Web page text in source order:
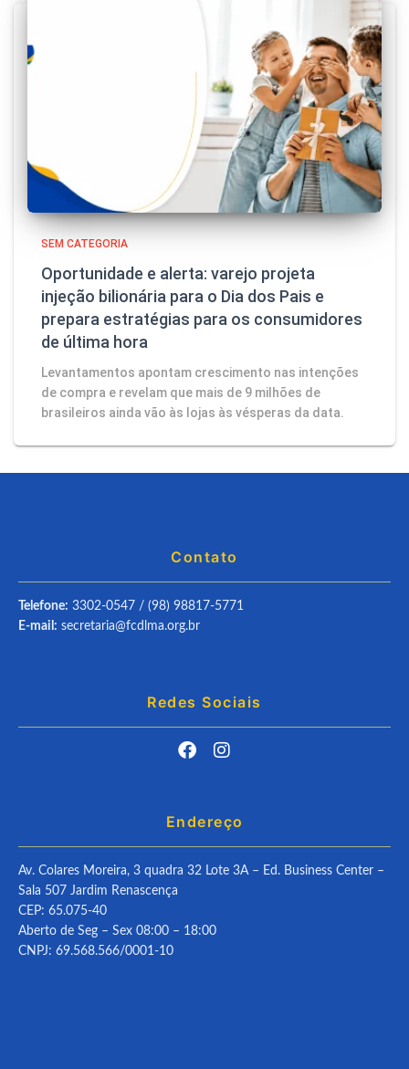
SEM CATEGORIA
Oportunidade e alerta: varejo projeta
injeção bilionária para o Dia dos Pais e
prepara estratégias para os consumidores
de última hora
Levantamentos apontam crescimento nas intenções
de compra e revelam que mais de 9 milhões de
brasileiros ainda vão às lojas às vésperas da data.
Contato
Telefone: 3302-0547 / (98) 98817-5771
E-mail: secretaria@fcdlma.org.br
Redes Sociais
Endereço
Av. Colares Moreira, 3 quadra 32 Lote 3A – Ed. Business Center –
Sala 507 Jardim Renascença
CEP: 65.075-40
Aberto de Seg – Sex 08:00 – 18:00
CNPJ: 69.568.566/0001-10